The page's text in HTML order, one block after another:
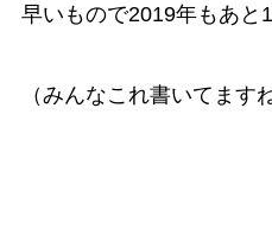
早いもので2019年もあと1
（みんなこれ書いてます